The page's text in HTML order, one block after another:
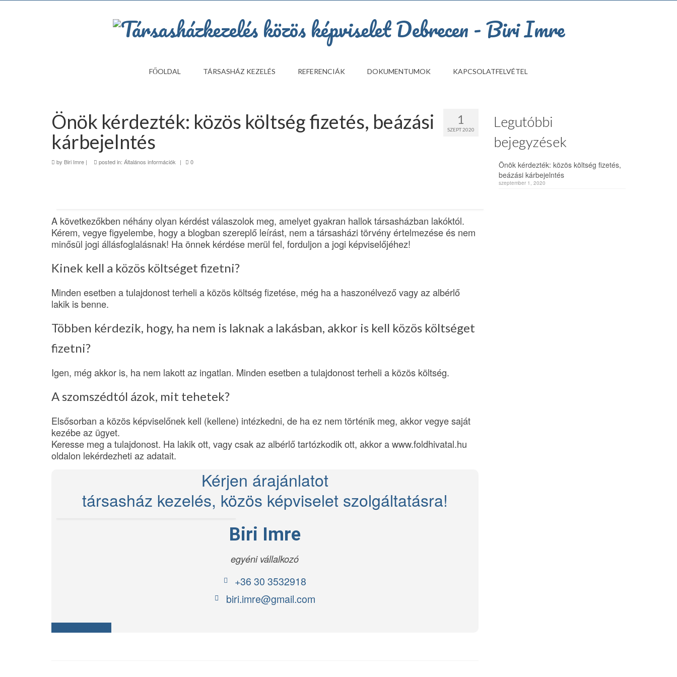
FŐOLDAL TÁRSASHÁZ KEZELÉS REFERENCIÁK DOKUMENTUMOK KAPCSOLATFELVÉTEL
1
SZEPT 2020
Önök kérdezték: közös költség fizetés, beázási
kárbejelntés
by Biri Imre | posted in: Általános információk | 0
A következőkben néhány olyan kérdést válaszolok meg, amelyet gyakran hallok társasházban lakóktól.
Kérem, vegye figyelembe, hogy a blogban szereplő leírást, nem a társasházi törvény értelmezése és nem
minősül jogi állásfoglalásnak! Ha önnek kérdése merül fel, forduljon a jogi képviselőjéhez!
Kinek kell a közös költséget fizetni?
Minden esetben a tulajdonost terheli a közös költség fizetése, még ha a haszonélvező vagy az albérlő
lakik is benne.
Többen kérdezik, hogy, ha nem is laknak a lakásban, akkor is kell közös költséget
fizetni?
Igen, még akkor is, ha nem lakott az ingatlan. Minden esetben a tulajdonost terheli a közös költség.
A szomszédtól ázok, mit tehetek?
Elsősorban a közös képviselőnek kell (kellene) intézkedni, de ha ez nem történik meg, akkor vegye saját
kezébe az ügyet.
Keresse meg a tulajdonost. Ha lakik ott, vagy csak az albérlő tartózkodik ott, akkor a www.foldhivatal.hu
oldalon lekérdezheti az adatait.
Kérjen árajánlatot
társasház kezelés, közös képviselet szolgáltatásra!
Biri Imre
egyéni vállalkozó
+36 30 3532918
biri.imre@gmail.com
Legutóbbi
bejegyzések
Önök kérdezték: közös költség fizetés,
beázási kárbejelntés
szeptember 1, 2020